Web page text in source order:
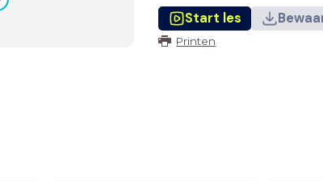
Start les
Printen